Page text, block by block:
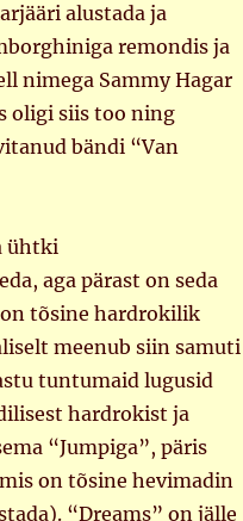
alustada ja
remondis ja
nimega Sammy Hagar
oligi siis too ning
bändi “Van
ühtki
aga pärast on seda
tõsine hardrokilik
meenub siin samuti
tuntumaid lugusid
hardrokist ja
“Jumpiga”, päris
on tõsine hevimadin
“Dreams” on jälle